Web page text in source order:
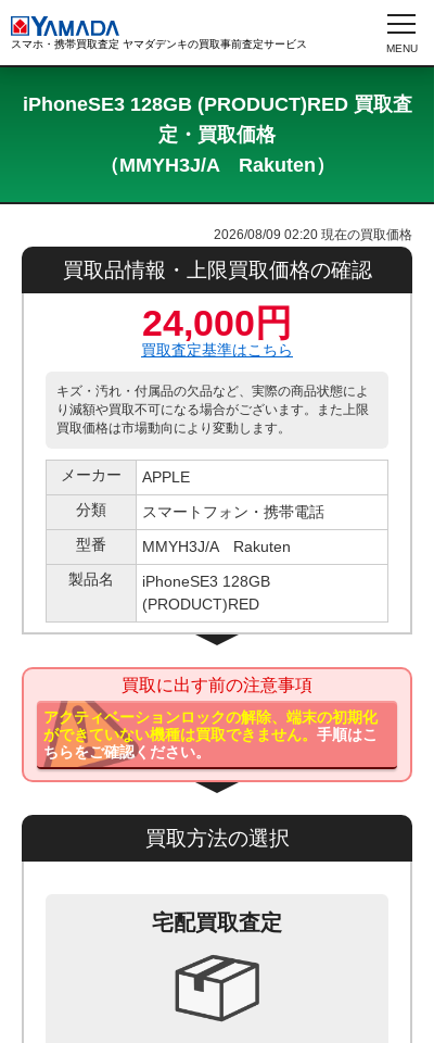
スマホ・携帯買取査定 ヤマダデンキの買取事前査定サービス
iPhoneSE3 128GB (PRODUCT)RED 買取査
定・買取価格
（MMYH3J/A Rakuten）
2026/08/09 02:20 現在の買取価格
買取品情報・上限買取価格の確認
24,000円
買取査定基準はこちら
キズ・汚れ・付属品の欠品など、実際の商品状態によ
り減額や買取不可になる場合がございます。また上限
買取価格は市場動向により変動します。
メーカー
APPLE
分類
スマートフォン・携帯電話
型番
MMYH3J/A Rakuten
製品名
iPhoneSE3 128GB
(PRODUCT)RED
買取に出す前の注意事項
アクティベーションロックの解除、端末の初期化
ができていない機種は買取できません。手順はこ
ちらをご確認ください。
買取方法の選択
宅配買取査定